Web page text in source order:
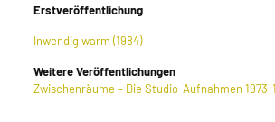
Erstveröffentlichung
Inwendig warm (1984)
Weitere Veröffentlichungen
Zwischenräume – Die Studio-Aufnahmen 1973-